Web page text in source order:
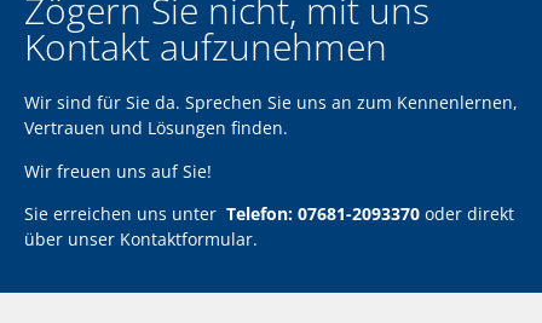
Zögern Sie nicht, mit uns
Kontakt aufzunehmen
Wir sind für Sie da. Sprechen Sie uns an zum Kennenlernen,
Vertrauen und Lösungen finden.
Wir freuen uns auf Sie!
Sie erreichen uns unter Telefon: 07681-2093370 oder direkt
über unser Kontaktformular.